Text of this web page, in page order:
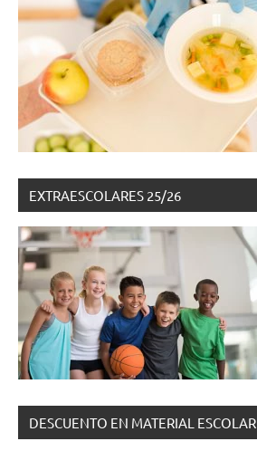
EXTRAESCOLARES 25/26
DESCUENTO EN MATERIAL ESCOLAR